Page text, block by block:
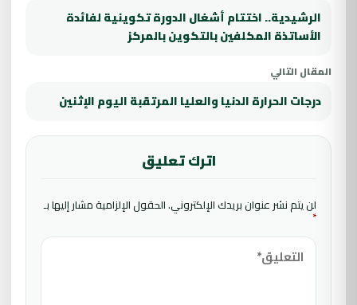
الرشيدية.. اختتام أشغال الدورة تكوينية لفائدة
الأساتذة المكلفين بالتكوين بالمركز
المقال التالي
درجات الحرارة الدنيا والعليا المرتقبة اليوم الإثنين
اترك تعليق
لن يتم نشر عنوان بريدك الإلكتروني.الحقول الإلزامية مشار إليها بـ
*